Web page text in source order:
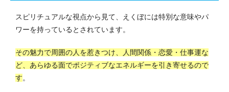
スピリチュアルな視点から見て、えくぼには特別な意味やパ
ワーを持っているとされています。
その魅力で周囲の人を惹きつけ、人間関係・恋愛・仕事運な
ど、あらゆる面でポジティブなエネルギーを引き寄せるので
す。